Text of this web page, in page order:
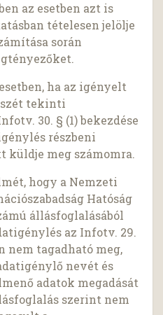
az esetben azt is
tételesen jelölje
során
ha az igényelt
tekinti
30. § (1) bekezdése
részbeni
küldje meg számomra.
hogy a Nemzeti
Hatóság
állásfoglalásából
az Infotv. 29.
nem tagadható meg,
nevét és
adatok megadását
szerint nem